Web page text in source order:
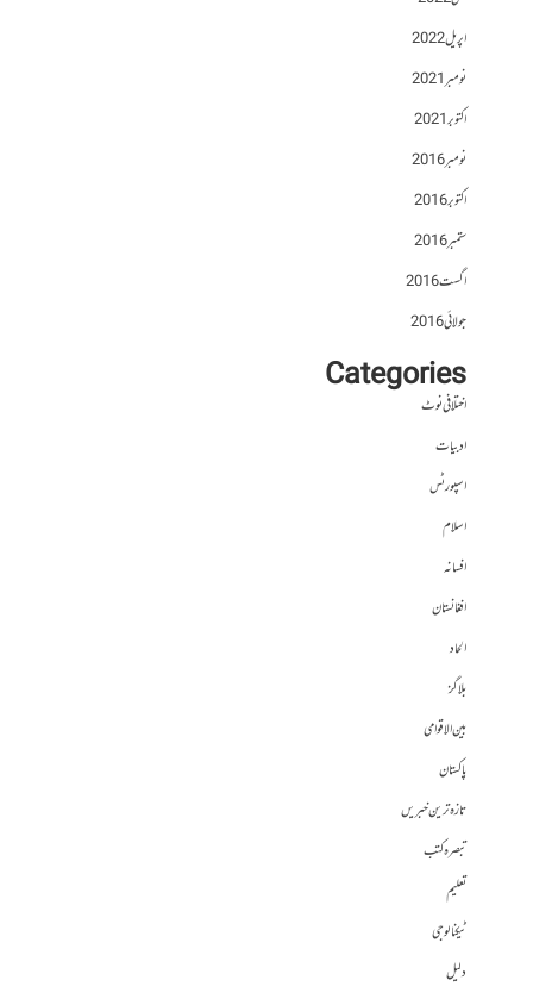
اپریل 2022
نومبر 2021
اکتوبر 2021
نومبر 2016
اکتوبر 2016
ستمبر 2016
اگست 2016
جولائی 2016
Categories
اختلافی نوٹ
ادبیات
اسپورٹس
اسلام
افسانہ
افغانستان
الحاد
بلاگز
بین الاقوامی
پاکستان
تازہ ترین خبریں
تبصرہ کتب
تعلیم
ٹیکنالوجی
دلیل